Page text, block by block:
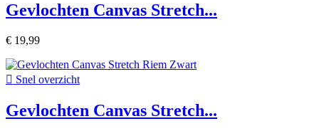
Gevlochten Canvas Stretch...
€ 19,99
 Snel overzicht
Gevlochten Canvas Stretch...